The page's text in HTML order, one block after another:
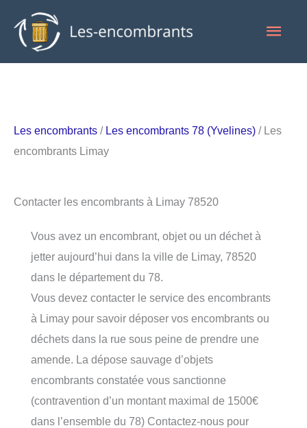
contenu
Les encombrants / Les encombrants 78 (Yvelines) / Les
encombrants Limay
Contacter les encombrants à Limay 78520
Vous avez un encombrant, objet ou un déchet à
jetter aujourd’hui dans la ville de Limay, 78520
dans le département du 78.
Vous devez contacter le service des encombrants
à Limay pour savoir déposer vos encombrants ou
déchets dans la rue sous peine de prendre une
amende. La dépose sauvage d’objets
encombrants constatée vous sanctionne
(contravention d’un montant maximal de 1500€
dans l’ensemble du 78) Contactez-nous pour